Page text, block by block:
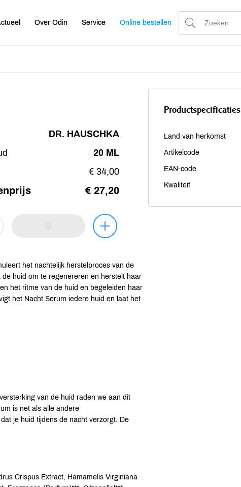
Over Odin Service Online bestellen
DR. HAUSCHKA
20 ML
€ 34,00
€ 27,20
het nachtelijk herstelproces van de
huid om te regenereren en herstelt haar
het ritme van de huid en begeleiden haar
het Nacht Serum iedere huid en laat het
van de huid raden we aan dit
is net als alle andere
je huid tijdens de nacht verzorgt. De
Crispus Extract, Hamamelis Virginiana
Productspecificaties
Land van herkomst
Artikelcode
EAN-code
Kwaliteit